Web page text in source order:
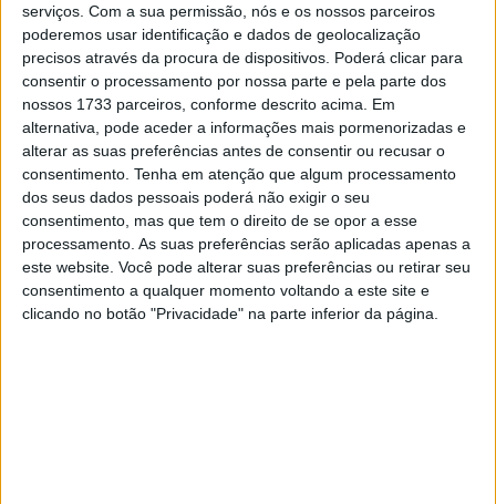
serviços. Com a sua permissão, nós e os nossos parceiros
poderemos usar identificação e dados de geolocalização
precisos através da procura de dispositivos. Poderá clicar para
consentir o processamento por nossa parte e pela parte dos
nossos 1733 parceiros, conforme descrito acima. Em
alternativa, pode aceder a informações mais pormenorizadas e
alterar as suas preferências antes de consentir ou recusar o
consentimento. Tenha em atenção que algum processamento
dos seus dados pessoais poderá não exigir o seu
consentimento, mas que tem o direito de se opor a esse
processamento. As suas preferências serão aplicadas apenas a
este website. Você pode alterar suas preferências ou retirar seu
consentimento a qualquer momento voltando a este site e
clicando no botão "Privacidade" na parte inferior da página.
Em declarações num evento da Estrella Galicia, Marc
Márquez falou sobre a época de sucesso na equipa
satélite da Ducati (Gresini Racing MotoGP) e o que mudou
durante esta temporada na carreira do piloto espanhol.
Artigos relacionados
Novos Polaris apresentados
7 AGOSTO, 2026
Vem aí o 42º Passeio de Antigas de Sintra